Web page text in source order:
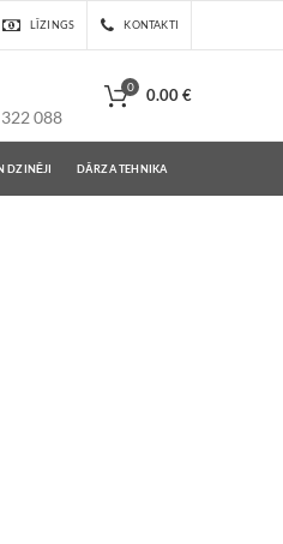
LĪZINGS KONTAKTI
088
0 0.00€
DZINĒJI DĀRZA TEHNIKA